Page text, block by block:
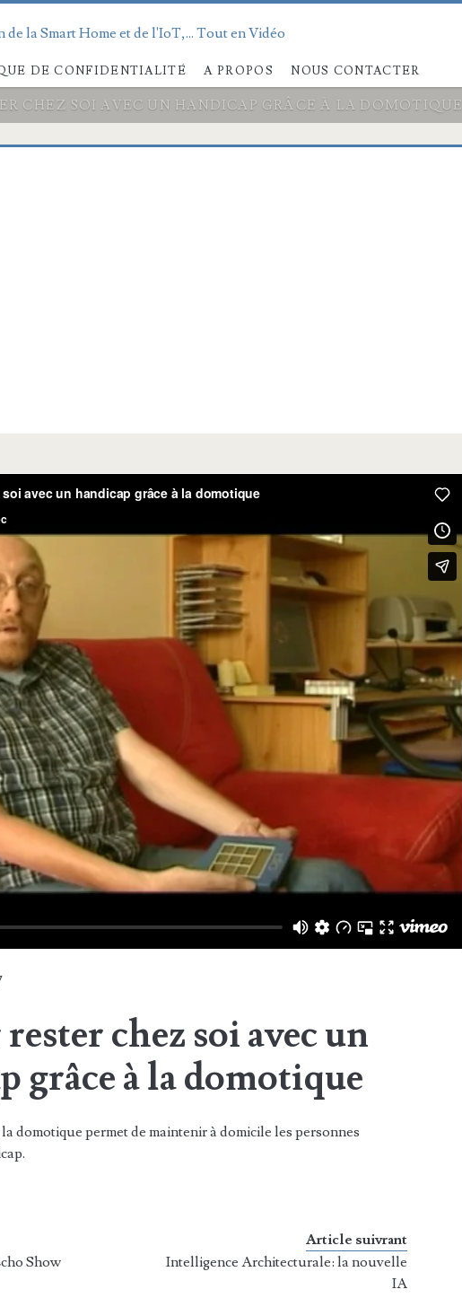
la Smart Home et de l'IoT,... Tout en Vidéo
DE CONFIDENTIALITÉ A PROPOS NOUS CONTACTER
CHEZ SOI AVEC UN HANDICAP GRÂCE À LA DOMOTIQUE
chez soi avec un
grâce à la domotique
domotique permet de maintenir à domicile les personnes
Show
Article suivrant
Intelligence Architecturale: la nouvelle
IA